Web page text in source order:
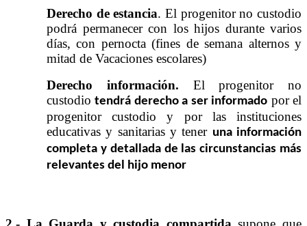
Derecho de estancia. El progenitor no custodio
podrá permanecer con los hijos durante varios
días, con pernocta (fines de semana alternos y
mitad de Vacaciones escolares)
Derecho información. El progenitor no
custodiotendrá derecho a ser informado por el
progenitor custodio y por las instituciones
educativas y sanitarias y tener una información
completa y detallada de las circunstancias más
relevantes del hijo menor